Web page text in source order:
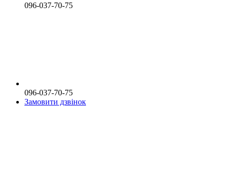
096-037-70-75
096-037-70-75
Замовити дзвінок